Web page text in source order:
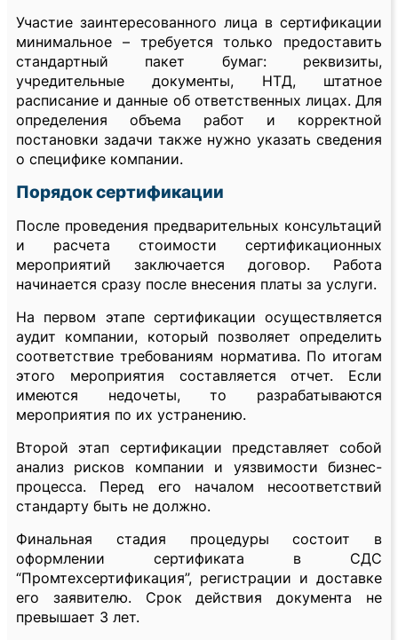
Участие заинтересованного лица в сертификации
минимальное – требуется только предоставить
стандартный пакет бумаг: реквизиты,
учредительные документы, НТД, штатное
расписание и данные об ответственных лицах. Для
определения объема работ и корректной
постановки задачи также нужно указать сведения
о специфике компании.
Порядок сертификации
После проведения предварительных консультаций
и расчета стоимости сертификационных
мероприятий заключается договор. Работа
начинается сразу после внесения платы за услуги.
На первом этапе сертификации осуществляется
аудит компании, который позволяет определить
соответствие требованиям норматива. По итогам
этого мероприятия составляется отчет. Если
имеются недочеты, то разрабатываются
мероприятия по их устранению.
Второй этап сертификации представляет собой
анализ рисков компании и уязвимости бизнес-
процесса. Перед его началом несоответствий
стандарту быть не должно.
Финальная стадия процедуры состоит в
оформлении сертификата в СДС
“Промтехсертификация”, регистрации и доставке
его заявителю. Срок действия документа не
превышает 3 лет.